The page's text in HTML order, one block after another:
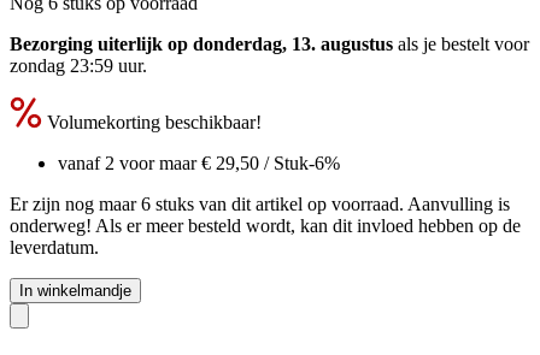
Bezorging uiterlijk op donderdag, 13. augustus als je bestelt voor
zondag 23:59 uur.
Volumekorting beschikbaar!
vanaf 2 voor maar€ 29,50 / Stuk-6%
Er zijn nog maar 6 stuks van dit artikel op voorraad. Aanvulling is
onderweg! Als er meer besteld wordt, kan dit invloed hebben op de
leverdatum.
In winkelmandje